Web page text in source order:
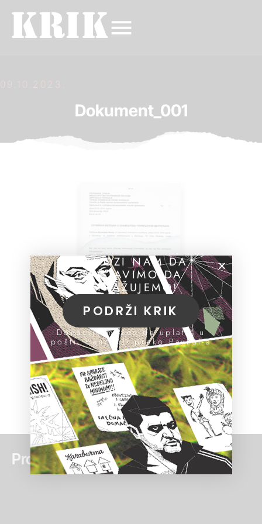
09.10.2023.
Dokument_001
Pročitaj još:
POMOZI NAM DA
NASTAVIMO DA
ISTRAŽUJEMO!
PODRŽI KRIK
Donacije možeš da uplatiš u
pošti, banci ili preko PayPal-a